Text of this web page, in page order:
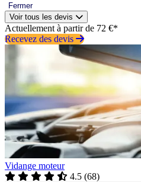
Fermer
Voir tous les devis
Actuellement à partir de 72 €*
Recevez des devis
Vidange moteur
4.5 (68)